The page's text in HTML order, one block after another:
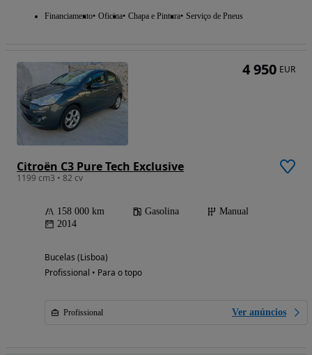
Financiamento Oficina Chapa e Pintura Serviço de Pneus
Citroën C3 Pure Tech Exclusive
1199 cm3 • 82 cv
158 000 km Gasolina
Manual
2014
Bucelas (Lisboa)
Profissional • Para o topo
Profissional Ver anúncios
4 950 EUR